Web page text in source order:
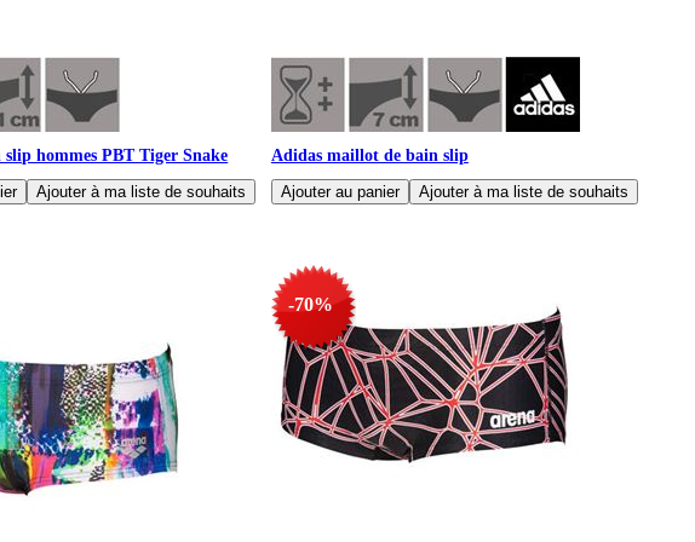
hommes PBT Tiger Snake Adidas maillot de bain slip
-70%